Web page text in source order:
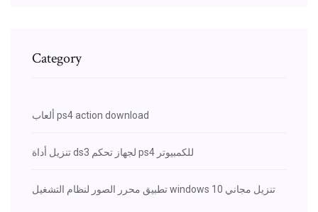
Category
ألعاب ps4 action download
تنزيل أداة ds3 لجهاز تحكم ps4 للكمبيوتر
تطبيق محرر الصور لنظام التشغيل windows 10 تنزيل مجاني